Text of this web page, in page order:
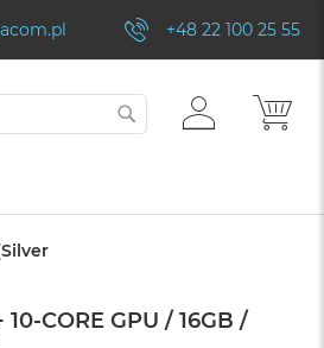
+48 22 100 25 55
ZALOGUJ
SIĘ
SZUKAJ
CORE GPU / 16GB /